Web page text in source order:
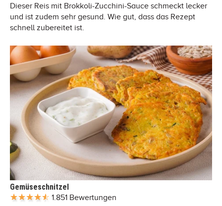
Dieser Reis mit Brokkoli-Zucchini-Sauce schmeckt lecker
und ist zudem sehr gesund. Wie gut, dass das Rezept
schnell zubereitet ist.
Gemüseschnitzel
1.851 Bewertungen